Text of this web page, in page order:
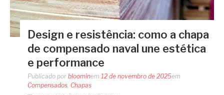
Design e resistência: como a chapa
de compensado naval une estética
e performance
Publicado por bloominem 12 de novembro de 2025em
Compensados Chapas